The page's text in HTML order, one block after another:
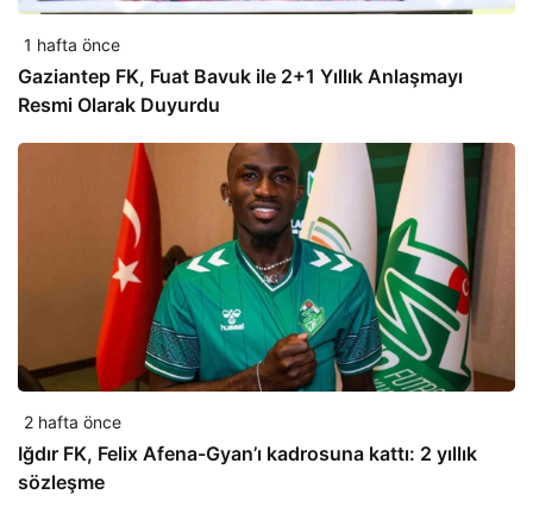
1 hafta önce
Gaziantep FK, Fuat Bavuk ile 2+1 Yıllık Anlaşmayı
Resmi Olarak Duyurdu
2 hafta önce
Iğdır FK, Felix Afena-Gyan’ı kadrosuna kattı: 2 yıllık
sözleşme